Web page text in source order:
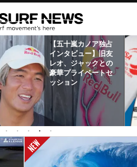
【五十嵐カノア独占
インタビュー】旧友
レオ、ジャックとの
豪華プライベートセ
ッション
包括連携協定を締結 自治体との
ーフィンを軸に地域活性化へ
占インタビュー】旧友レオ、ジャ
イベートセッション
ロング開幕戦・現地リポート（高